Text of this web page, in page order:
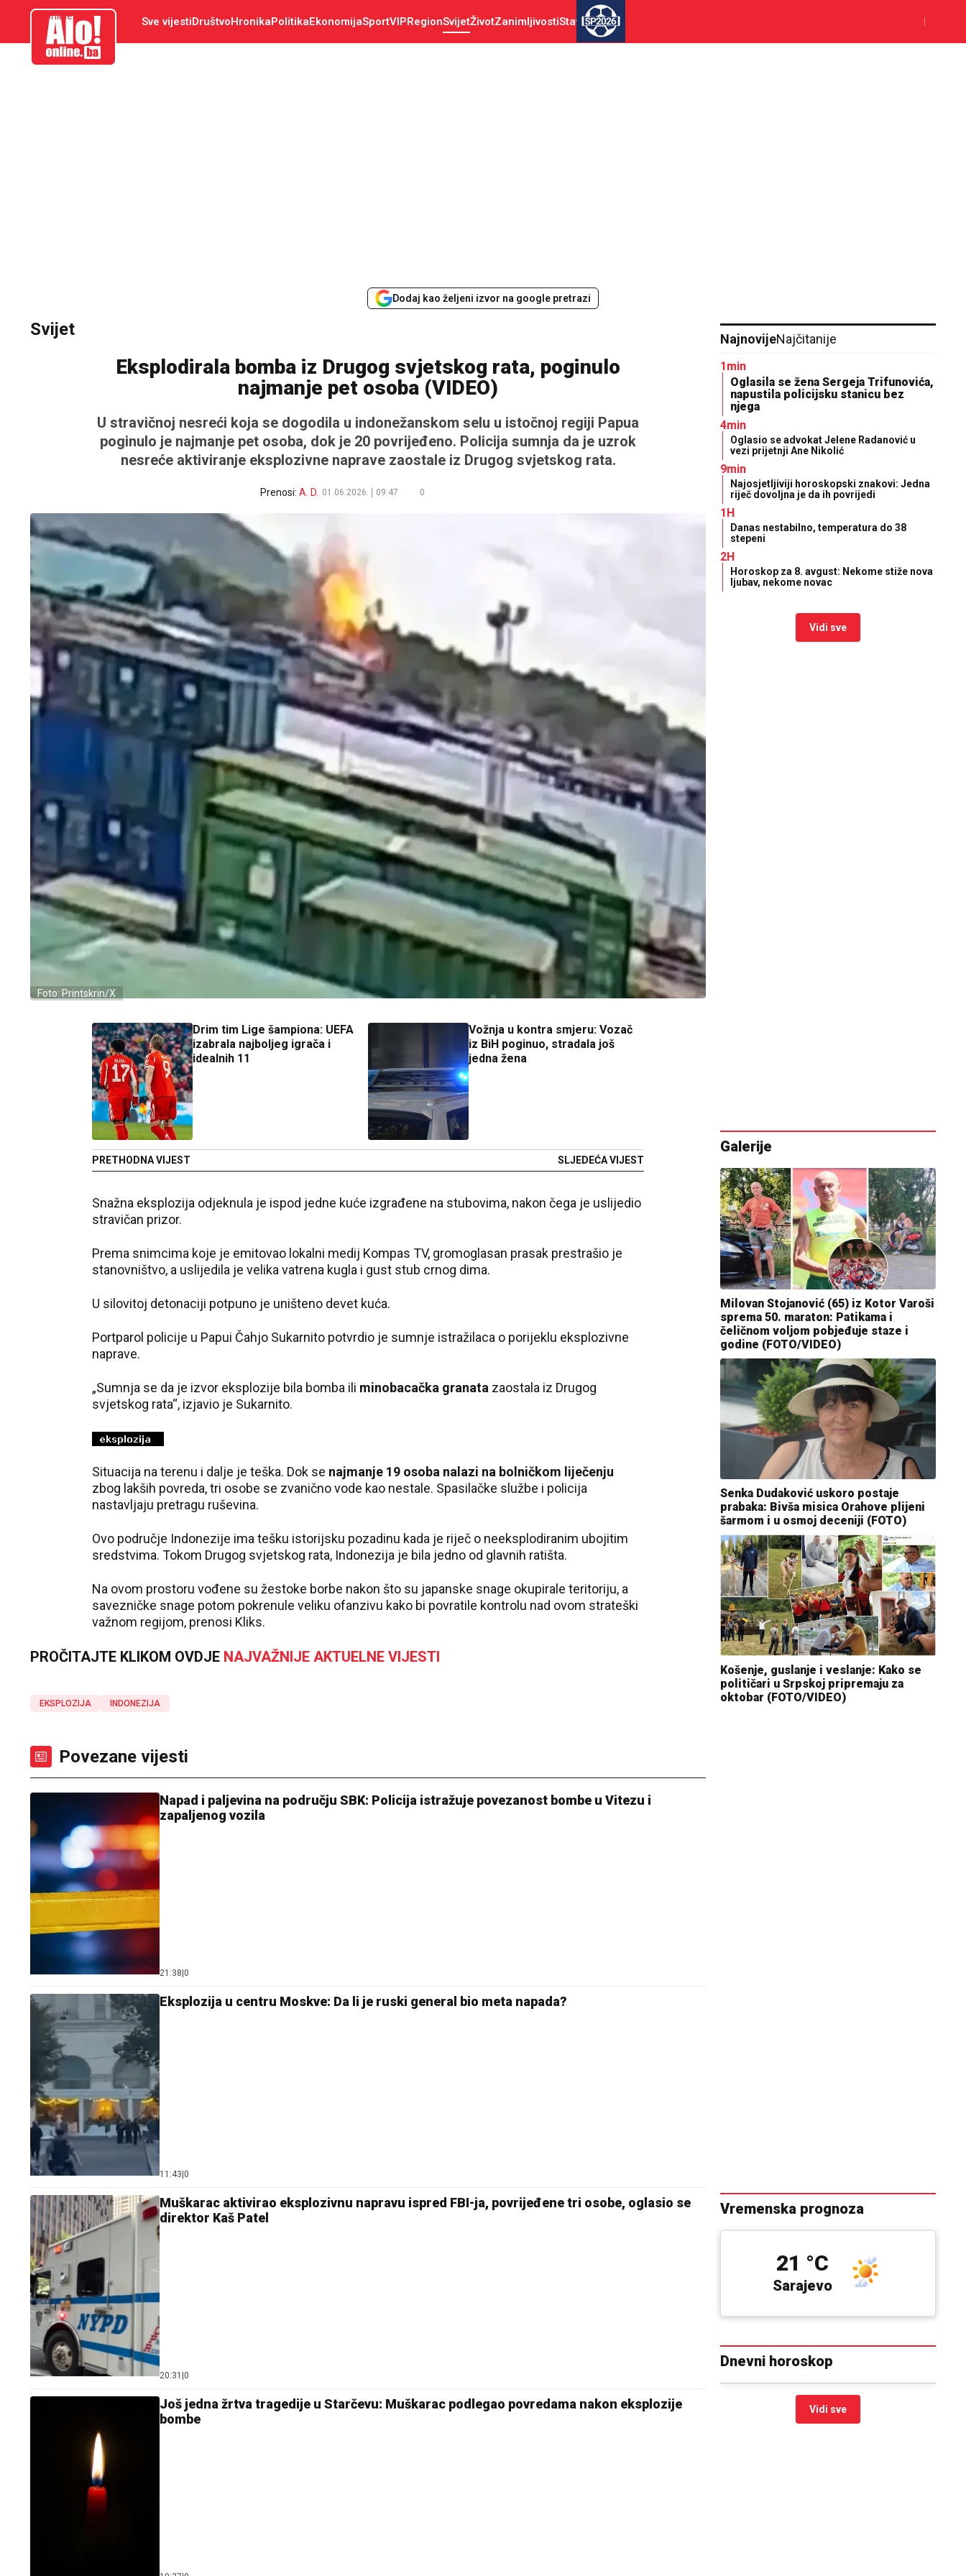
aloonline.ba Sve vijestiDruštvoHronikaPolitikaEkonomijaSportVIPRegionSvijetŽivotZanimljivostiStav SP2026
Dodaj kao željeni izvor na google pretrazi
Svijet
Eksplodirala bomba iz Drugog svjetskog rata, poginulo
najmanje pet osoba (VIDEO)
U stravičnoj nesreći koja se dogodila u indonežanskom selu u istočnoj regiji Papua
poginulo je najmanje pet osoba, dok je 20 povrijeđeno. Policija sumnja da je uzrok
nesreće aktiviranje eksplozivne naprave zaostale iz Drugog svjetskog rata.
Prenosi: A. D. 01.06.2026. 09:47 0
Foto: Printskrin/X
Drim tim Lige šampiona: UEFA
izabrala najboljeg igrača i
idealnih 11
PRETHODNA VIJEST
Vožnja u kontra smjeru: Vozač
iz BiH poginuo, stradala još
jedna žena
SLJEDEĆA VIJEST
Snažna eksplozija odjeknula je ispod jedne kuće izgrađene na stubovima, nakon čega je uslijedio
stravičan prizor.
Prema snimcima koje je emitovao lokalni medij Kompas TV, gromoglasan prasak prestrašio je
stanovništvo, a uslijedila je velika vatrena kugla i gust stub crnog dima.
U silovitoj detonaciji potpuno je uništeno devet kuća.
Portparol policije u Papui Čahjo Sukarnito potvrdio je sumnje istražilaca o porijeklu eksplozivne
naprave.
„Sumnja se da je izvor eksplozije bila bomba ili minobacačka granata zaostala iz Drugog
svjetskog rata“, izjavio je Sukarnito.
Situacija na terenu i dalje je teška. Dok se najmanje 19 osoba nalazi na bolničkom liječenju
zbog lakših povreda, tri osobe se zvanično vode kao nestale. Spasilačke službe i policija
nastavljaju pretragu ruševina.
Ovo područje Indonezije ima tešku istorijsku pozadinu kada je riječ o neeksplodiranim ubojitim
sredstvima. Tokom Drugog svjetskog rata, Indonezija je bila jedno od glavnih ratišta.
Na ovom prostoru vođene su žestoke borbe nakon što su japanske snage okupirale teritoriju, a
savezničke snage potom pokrenule veliku ofanzivu kako bi povratile kontrolu nad ovom strateški
važnom regijom, prenosi Kliks.
PROČITAJTE KLIKOM OVDJE NAJVAŽNIJE AKTUELNE VIJESTI
EKSPLOZIJA INDONEZIJA
Povezane vijesti
Napad i paljevina na području SBK: Policija istražuje povezanost bombe u Vitezu i
zapaljenog vozila
21:38 0
Eksplozija u centru Moskve: Da li je ruski general bio meta napada?
11:43 0
Muškarac aktivirao eksplozivnu napravu ispred FBI-ja, povrijeđene tri osobe, oglasio se
direktor Kaš Patel
20:31 0
Još jedna žrtva tragedije u Starčevu: Muškarac podlegao povredama nakon eksplozije
bombe
NajnovijeNajčitanije
1min
Oglasila se žena Sergeja Trifunovića,
napustila policijsku stanicu bez
njega
4min
Oglasio se advokat Jelene Radanović u
vezi prijetnji Ane Nikolić
9min
Najosjetljiviji horoskopski znakovi: Jedna
riječ dovoljna je da ih povrijedi
1H
Danas nestabilno, temperatura do 38
stepeni
2H
Horoskop za 8. avgust: Nekome stiže nova
ljubav, nekome novac
Vidi sve
Galerije
Milovan Stojanović (65) iz Kotor Varoši
sprema 50. maraton: Patikama i
čeličnom voljom pobjeđuje staze i
godine (FOTO/VIDEO)
Senka Dudaković uskoro postaje
prabaka: Bivša misica Orahove plijeni
šarmom i u osmoj deceniji (FOTO)
Košenje, guslanje i veslanje: Kako se
političari u Srpskoj pripremaju za
oktobar (FOTO/VIDEO)
Vremenska prognoza
Sarajevo
21 °C
Dnevni horoskop
Vidi sve